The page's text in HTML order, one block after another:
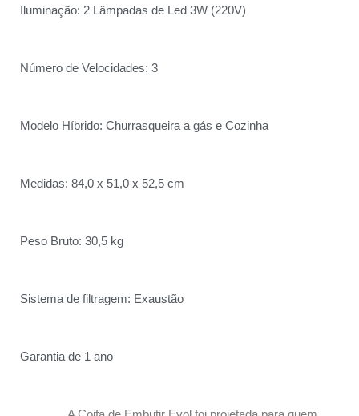
Iluminação: 2 Lâmpadas de Led 3W (220V)
Número de Velocidades: 3
Modelo Híbrido: Churrasqueira a gás e Cozinha
Medidas: 84,0 x 51,0 x 52,5 cm
Peso Bruto: 30,5 kg
Sistema de filtragem: Exaustão
Garantia de 1 ano